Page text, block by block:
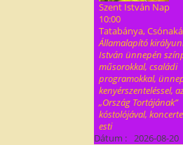
Szent István Nap
10:00
Tatabánya,
Államalapító
István ünnepén
műsorokkal, családi
programokkal,
kenyérszenteléssel,
„Ország Tortájának”
kóstolójával,
esti
Dátum : 2026-08-20